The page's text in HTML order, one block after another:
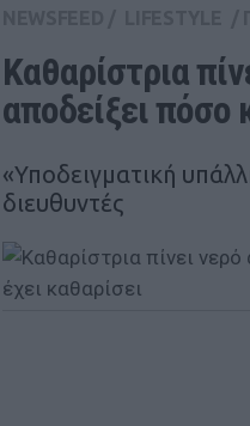
Καθαρίστρια
αποδείξει πόσο
«Υποδειγματική
διευθυντές